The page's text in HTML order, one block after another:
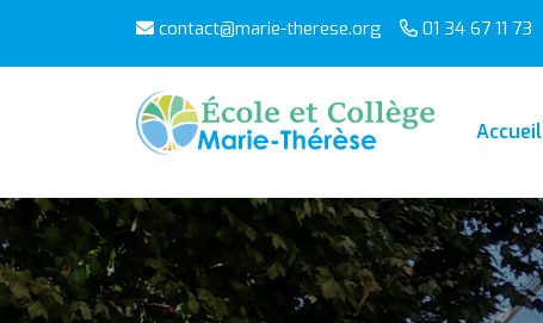
contact@marie-therese.org 01 34 67 11 73
Accueil